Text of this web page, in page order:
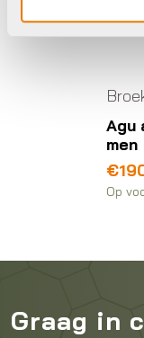
Broek kort
Agu aero
Op voorraad in
Graag in